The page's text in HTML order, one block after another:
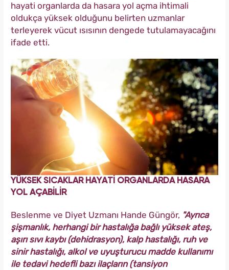
hayati organlarda da hasara yol açma ihtimali
oldukça yüksek olduğunu belirten uzmanlar
terleyerek vücut ısısının dengede tutulamayacağını
ifade etti.
YÜKSEK SICAKLAR HAYATİ ORGANLARDA HASARA
YOL AÇABİLİR
Beslenme ve Diyet Uzmanı Hande Güngör, "Ayrıca
şişmanlık, herhangi bir hastalığa bağlı yüksek ateş,
aşırı sıvı kaybı (dehidrasyon), kalp hastalığı, ruh ve
sinir hastalığı, alkol ve uyuşturucu madde kullanımı
ile tedavi hedefli bazı ilaçların (tansiyon